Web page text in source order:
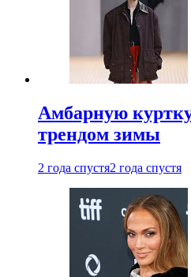
Амбарную
трендом зимы
2 года спустя2 года спустя